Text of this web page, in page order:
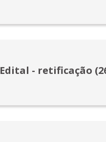
Edital - retificação